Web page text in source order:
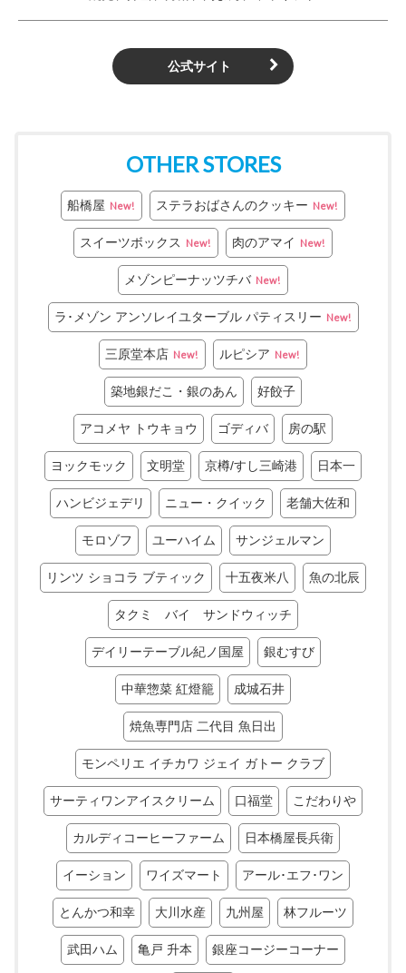
公式サイト
OTHER STORES
船橋屋 New! ステラおばさんのクッキー New!
スイーツボックス New! 肉のアマイ New!
メゾンピーナッツチバ New!
ラ･メゾン アンソレイユターブル パティスリー New!
三原堂本店 New! ルピシア New!
築地銀だこ・銀のあん 好餃子
アコメヤ トウキョウ ゴディバ 房の駅
ヨックモック 文明堂 京樽/すし三崎港 日本一
ハンビジェデリ ニュー・クイック 老舗大佐和
モロゾフ ユーハイム サンジェルマン
リンツ ショコラ ブティック 十五夜米八 魚の北辰
タクミ バイ サンドウィッチ
デイリーテーブル紀ノ国屋 銀むすび
中華惣菜 紅燈籠 成城石井
焼魚専門店 二代目 魚日出
モンペリエ イチカワ ジェイ ガトー クラブ
サーティワンアイスクリーム 口福堂 こだわりや
カルディコーヒーファーム 日本橋屋長兵衛
イーション ワイズマート アール･エフ･ワン
とんかつ和幸 大川水産 九州屋 林フルーツ
武田ハム 亀戸 升本 銀座コージーコーナー